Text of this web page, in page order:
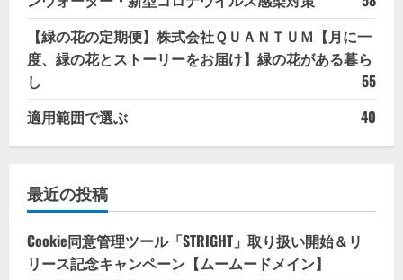
【緑の花の定期便】株式会社ＱＵＡＮＴＵＭ【月に一
度、緑の花とストーリーをお届け】緑の花がある暮ら
し
55
適用範囲で選ぶ
40
最近の投稿
Cookie同意管理ツール「STRIGHT」取り扱い開始＆リ
リース記念キャンペーン【ムームードメイン】